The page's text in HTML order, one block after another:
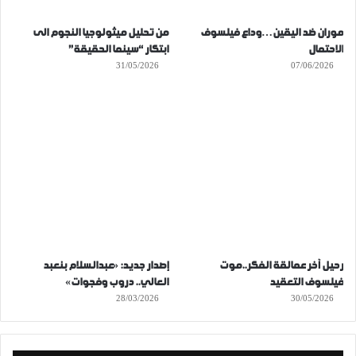
موران ضد اليقين…وداع فيلسوف
الاحتمال
07/06/2026
من تحليل ميثولوجيا النجوم الى
ابتكار “سينما الحقيقة”
31/05/2026
رحيل آخر عمالقة الفكر..موت
فيلسوف التعقيد
30/05/2026
إصدار جديد: «عبدالسلام بنعبد
العالي.. دروب وفجوات»
28/03/2026